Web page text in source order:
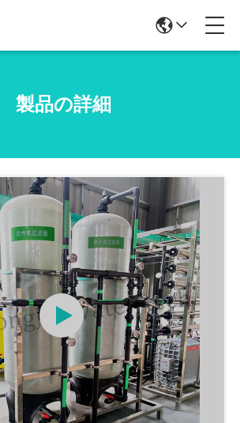
製品の詳細